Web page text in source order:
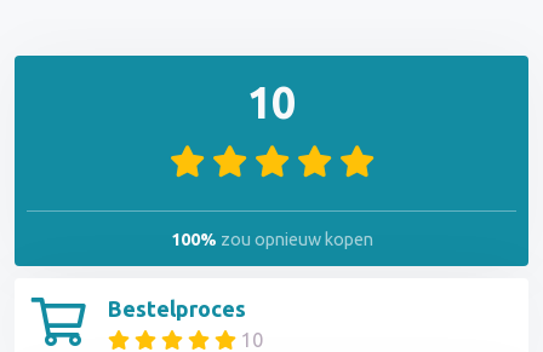
Bestelproces
10
10
100% zou opnieuw kopen